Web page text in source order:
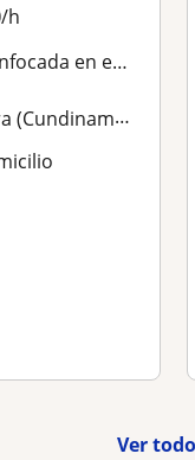
/h
teatral, y danzario
Soacha
Ver